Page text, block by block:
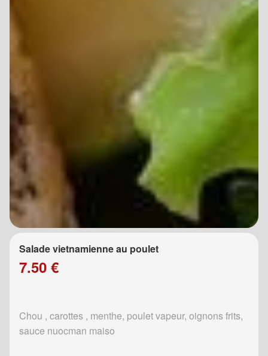
Salade vietnamienne au poulet
7.50 €
Chou , carottes , menthe, poulet vapeur, oignons frits,
sauce nuocman maiso